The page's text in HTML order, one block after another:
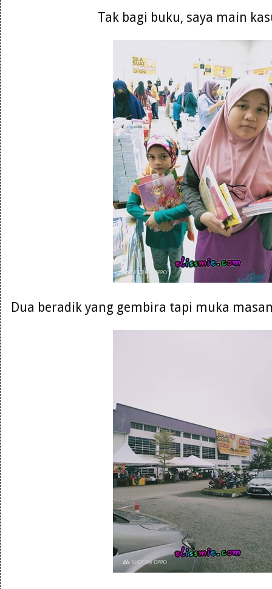
Tak bagi buku, saya main
Dua beradik yang gembira tapi muka